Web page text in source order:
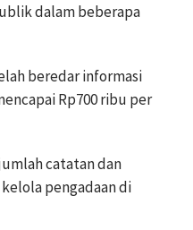
dalam beberapa
beredar informasi
Rp700 ribu per
catatan dan
pengadaan di